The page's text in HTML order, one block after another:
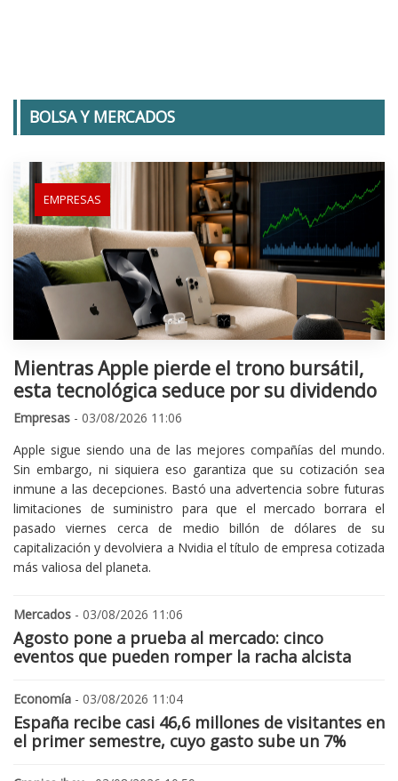
BOLSA Y MERCADOS
EMPRESAS
Mientras Apple pierde el trono bursátil,
esta tecnológica seduce por su dividendo
Empresas - 03/08/2026 11:06
Apple sigue siendo una de las mejores compañías del mundo.
Sin embargo, ni siquiera eso garantiza que su cotización sea
inmune a las decepciones. Bastó una advertencia sobre futuras
limitaciones de suministro para que el mercado borrara el
pasado viernes cerca de medio billón de dólares de su
capitalización y devolviera a Nvidia el título de empresa cotizada
más valiosa del planeta.
Mercados - 03/08/2026 11:06
Agosto pone a prueba al mercado: cinco
eventos que pueden romper la racha alcista
Economía - 03/08/2026 11:04
España recibe casi 46,6 millones de visitantes en
el primer semestre, cuyo gasto sube un 7%